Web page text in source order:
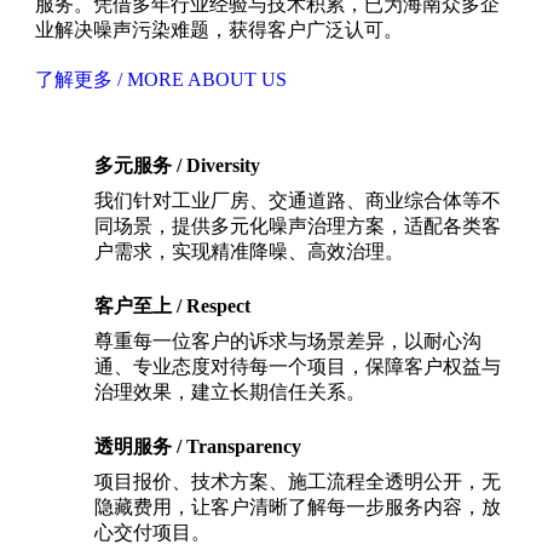
业解决噪声污染难题，获得客户广泛认可。
了解更多 / MORE ABOUT US
多元服务 / Diversity
我们针对工业厂房、交通道路、商业综合体等不
同场景，提供多元化噪声治理方案，适配各类客
户需求，实现精准降噪、高效治理。
客户至上 / Respect
尊重每一位客户的诉求与场景差异，以耐心沟
通、专业态度对待每一个项目，保障客户权益与
治理效果，建立长期信任关系。
透明服务 / Transparency
项目报价、技术方案、施工流程全透明公开，无
隐藏费用，让客户清晰了解每一步服务内容，放
心交付项目。